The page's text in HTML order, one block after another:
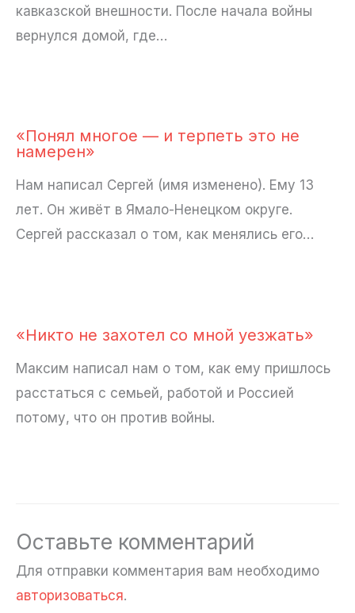
кавказской внешности. После начала войны
вернулся домой, где…
«Понял многое — и терпеть это не
намерен»
Нам написал Сергей (имя изменено). Ему 13
лет. Он живёт в Ямало-Ненецком округе.
Сергей рассказал о том, как менялись его…
«Никто не захотел со мной уезжать»
Максим написал нам о том, как ему пришлось
расстаться с семьей, работой и Россией
потому, что он против войны.
Оставьте комментарий
Для отправки комментария вам необходимо
авторизоваться.